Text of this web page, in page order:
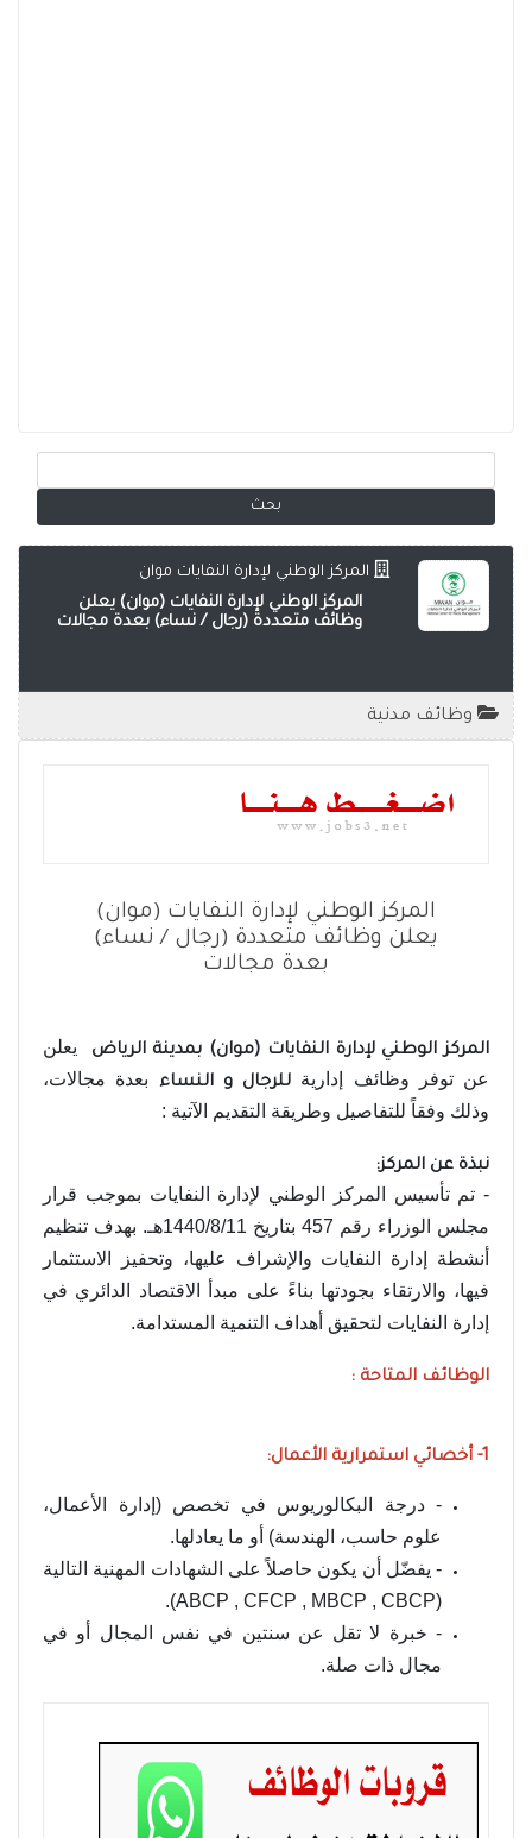
المركز الوطني لإدارة النفايات موان
المركز الوطني لإدارة النفايات (موان) يعلن
وظائف متعددة (رجال / نساء) بعدة مجالات
وظائف مدنية
المركز الوطني لإدارة النفايات (موان)
يعلن وظائف متعددة (رجال / نساء)
بعدة مجالات
المركز الوطني لإدارة النفايات (موان) بمدينة الرياض
يعلن
عن توفر وظائف إدارية للرجال و النساء بعدة مجالات،
وذلك وفقاً للتفاصيل وطريقة التقديم الآتية :
نبذة عن المركز:
- تم تأسيس المركز الوطني لإدارة النفايات بموجب قرار
مجلس الوزراء رقم 457 بتاريخ 1440/8/11هـ. بهدف تنظيم
أنشطة إدارة النفايات والإشراف عليها، وتحفيز الاستثمار
فيها، والارتقاء بجودتها بناءً على مبدأ الاقتصاد الدائري في
إدارة النفايات لتحقيق أهداف التنمية المستدامة.
الوظائف المتاحة :
1- أخصائي استمرارية الأعمال:
- درجة البكالوريوس في تخصص (إدارة الأعمال،
علوم حاسب، الهندسة) أو ما يعادلها.
- يفضّل أن يكون حاصلاً على الشهادات المهنية التالية
(ABCP , CFCP , MBCP , CBCP).
- خبرة لا تقل عن سنتين في نفس المجال أو في
مجال ذات صلة.